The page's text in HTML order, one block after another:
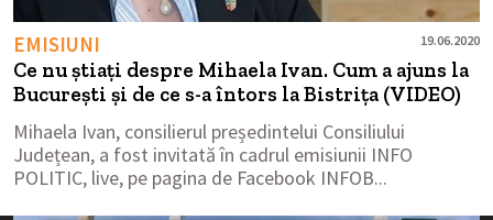
EMISIUNI 19.06.2020
Ce nu știați despre Mihaela Ivan. Cum a ajuns la
București și de ce s-a întors la Bistrița (VIDEO)
Mihaela Ivan, consilierul președintelui Consiliului
Județean, a fost invitată în cadrul emisiunii INFO
POLITIC, live, pe pagina de Facebook INFOB...